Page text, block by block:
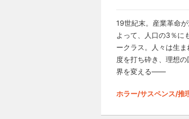
19世紀末。産業革命
よって、人口の3％に
ークラス。人々は生
度を打ち砕き、理想
界を変える――
ホラー/サスペンス/推